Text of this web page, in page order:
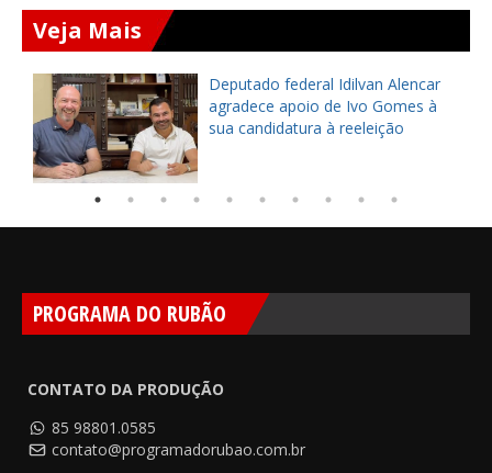
Veja Mais
Deputado federal Idilvan Alencar
agradece apoio de Ivo Gomes à
sua candidatura à reeleição
PROGRAMA DO RUBÃO
CONTATO DA PRODUÇÃO
85 98801.0585
contato@programadorubao.com.br